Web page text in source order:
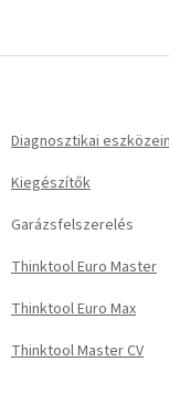
Diagnosztikai
Kiegészítők
Garázsfelszerelés
Thinktool Euro Master
Thinktool Euro Max
Thinktool Master CV